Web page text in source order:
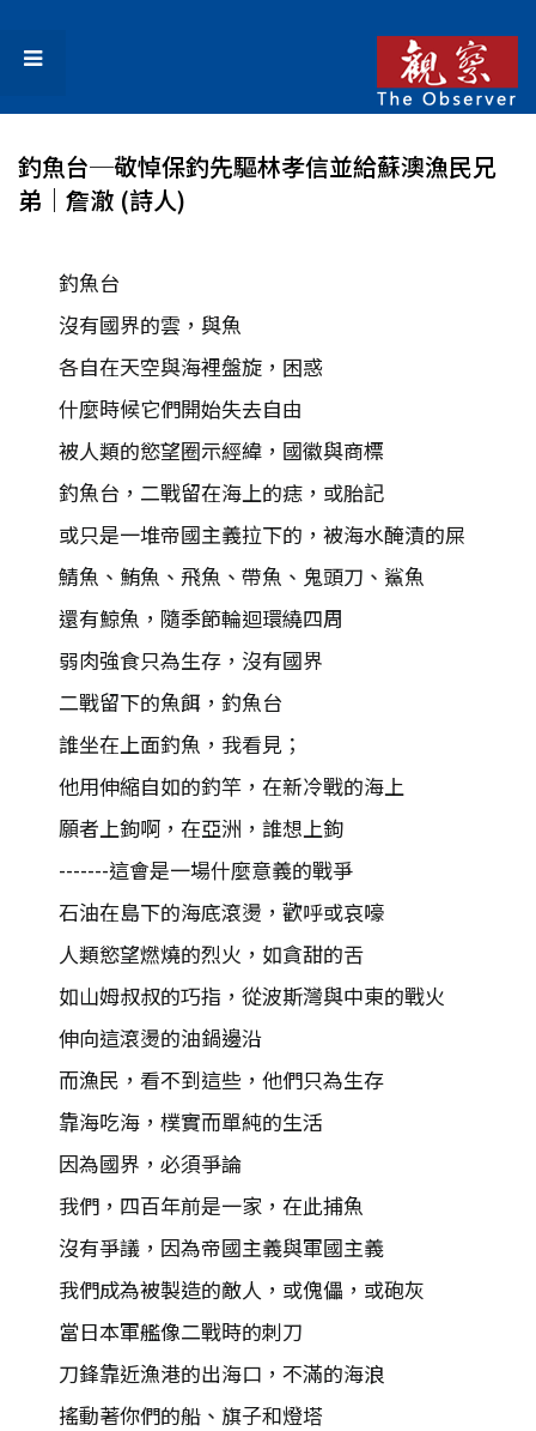
釣魚台─敬悼保釣先驅林孝信並給蘇澳漁民兄
弟｜詹澈 (詩人)
釣魚台
沒有國界的雲，與魚
各自在天空與海裡盤旋，困惑
什麼時候它們開始失去自由
被人類的慾望圈示經緯，國徽與商標
釣魚台，二戰留在海上的痣，或胎記
或只是一堆帝國主義拉下的，被海水醃漬的屎
鯖魚、鮪魚、飛魚、帶魚、鬼頭刀、鯊魚
還有鯨魚，隨季節輪迴環繞四周
弱肉強食只為生存，沒有國界
二戰留下的魚餌，釣魚台
誰坐在上面釣魚，我看見；
他用伸縮自如的釣竿，在新冷戰的海上
願者上鉤啊，在亞洲，誰想上鉤
-------這會是一場什麼意義的戰爭
石油在島下的海底滾燙，歡呼或哀嚎
人類慾望燃燒的烈火，如貪甜的舌
如山姆叔叔的巧指，從波斯灣與中東的戰火
伸向這滾燙的油鍋邊沿
而漁民，看不到這些，他們只為生存
靠海吃海，樸實而單純的生活
因為國界，必須爭論
我們，四百年前是一家，在此捕魚
沒有爭議，因為帝國主義與軍國主義
我們成為被製造的敵人，或傀儡，或砲灰
當日本軍艦像二戰時的刺刀
刀鋒靠近漁港的出海口，不滿的海浪
搖動著你們的船、旗子和燈塔